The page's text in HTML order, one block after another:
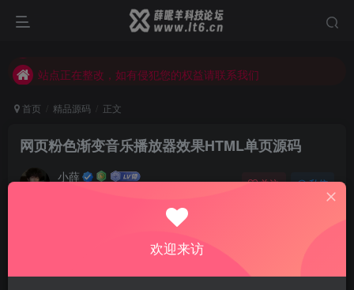
站点正在整改，如有侵犯您的权益请联系我们
站点正在整改，如有侵犯您的权益请联系我们
首页 精品源码 正文
网页粉色渐变音乐播放器效果HTML单页源码
小薛 关注 私信
网页粉色渐变音乐播放器效果HTML单页源码
此内容为免费资源，请登录后查看
欢迎来访